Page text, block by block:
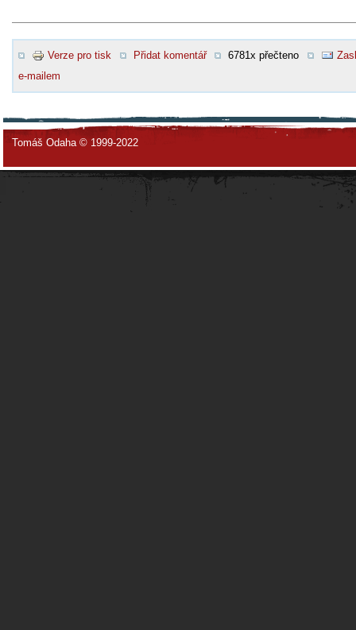
Verze pro tisk Přidat komentář 6781x přečteno
e-mailem
Tomáš Odaha © 1999-2022